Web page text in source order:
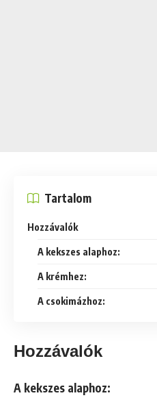
Tartalom
Hozzávalók
A kekszes alaphoz:
A krémhez:
A csokimázhoz:
Hozzávalók
A kekszes alaphoz: